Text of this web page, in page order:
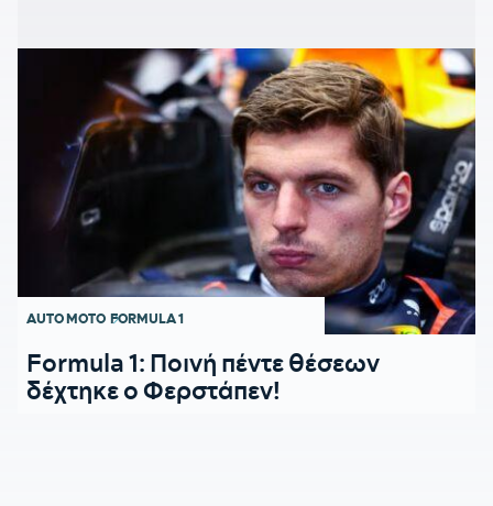
AUTO MOTO FORMULA 1
Formula 1: Ποινή πέντε θέσεων
δέχτηκε ο Φερστάπεν!